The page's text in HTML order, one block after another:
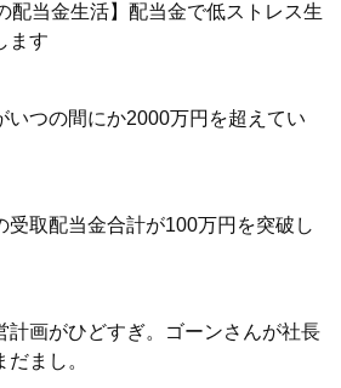
配当金生活】配当金で低ストレス生
ます
いつの間にか2000万円を超えてい
受取配当金合計が100万円を突破し
計画がひどすぎ。ゴーンさんが社長
まし。